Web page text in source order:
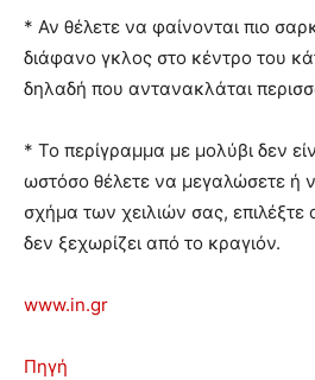
* Αν θέλετε να φαίνονται πιο
διάφανο γκλος στο κέντρο του
δηλαδή που αντανακλάται
* Το περίγραμμα με μολύβι δεν
ωστόσο θέλετε να μεγαλώσετε ή
σχήμα των χειλιών σας,
δεν ξεχωρίζει από το κραγιόν.
www.in.gr
Πηγή